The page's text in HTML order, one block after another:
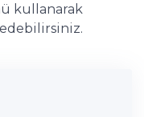
kullanarak